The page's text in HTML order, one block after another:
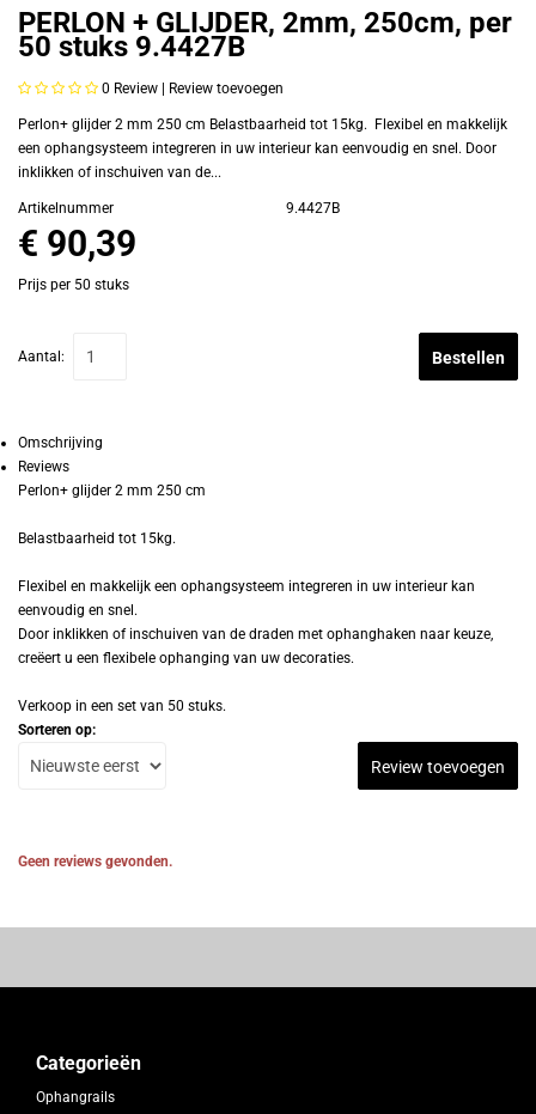
PERLON + GLIJDER, 2mm, 250cm, per
50 stuks 9.4427B
0 Review | Review toevoegen
Perlon+ glijder 2 mm 250 cm Belastbaarheid tot 15kg. Flexibel en makkelijk
een ophangsysteem integreren in uw interieur kan eenvoudig en snel. Door
inklikken of inschuiven van de...
Artikelnummer 9.4427B
€ 90,39
Prijs per 50 stuks
Aantal: Bestellen
Omschrijving
Reviews
Perlon+ glijder 2 mm 250 cm
Belastbaarheid tot 15kg.
Flexibel en makkelijk een ophangsysteem integreren in uw interieur kan
eenvoudig en snel.
Door inklikken of inschuiven van de draden met ophanghaken naar keuze,
creëert u een flexibele ophanging van uw decoraties.
Verkoop in een set van 50 stuks.
Sorteren op:
Review toevoegen
Geen reviews gevonden.
Categorieën
Ophangrails